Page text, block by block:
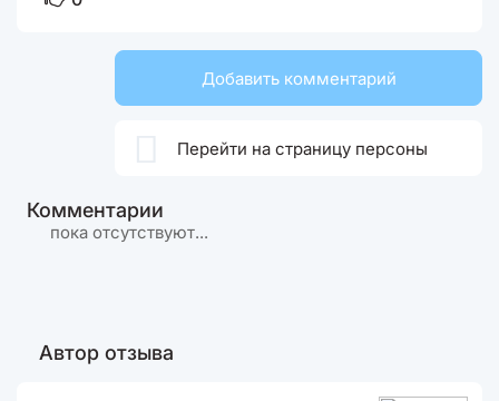
Добавить комментарий
Перейти на страницу персоны
Комментарии
пока отсутствуют...
Автор отзыва